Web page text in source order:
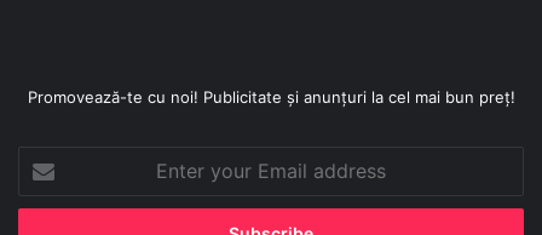
Promovează-te cu noi! Publicitate și anunțuri la cel mai bun preț!
your
Email